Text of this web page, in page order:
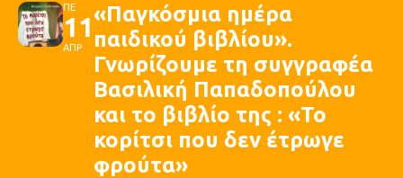
ΠΕ
11
ΑΠΡ
«Παγκόσμια ημέρα
παιδικού βιβλίου».
Γνωρίζουμε τη συγγραφέα
Βασιλική Παπαδοπούλου
και το βιβλίο της : «Το
κορίτσι που δεν έτρωγε
φρούτα»